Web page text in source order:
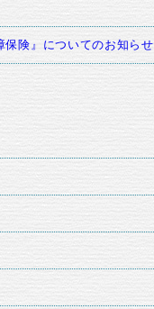
保険』についてのお知らせ